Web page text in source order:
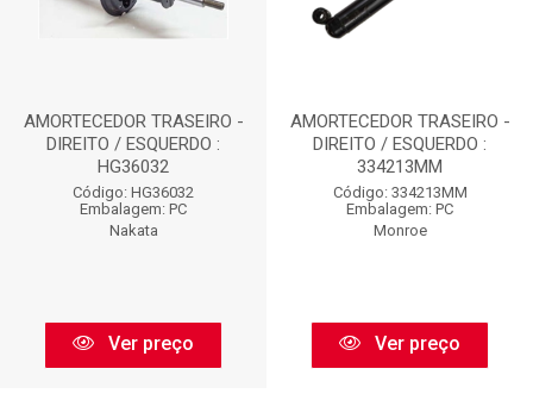
AMORTECEDOR TRASEIRO -
DIREITO / ESQUERDO :
HG36032
Código: HG36032
Embalagem: PC
Nakata
Ver preço
AMORTECEDOR TRASEIRO -
DIREITO / ESQUERDO :
334213MM
Código: 334213MM
Embalagem: PC
Monroe
Ver preço